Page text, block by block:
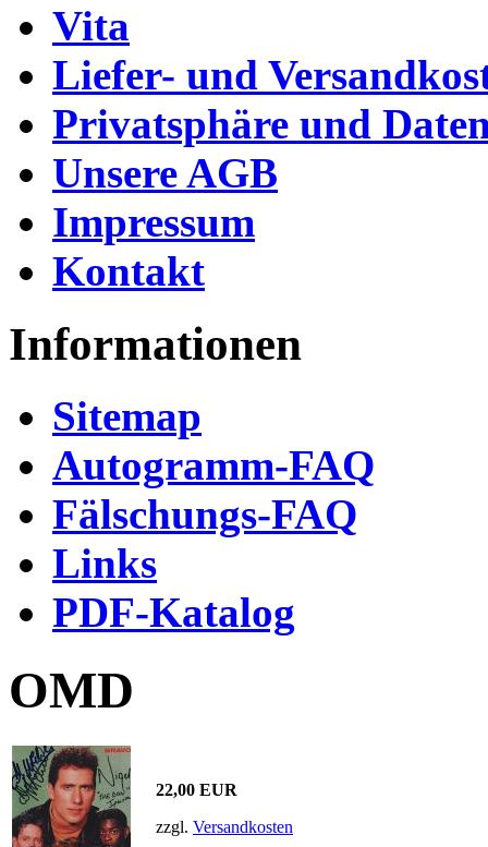
Vita
Liefer- und
Privatsphäre und
Unsere AGB
Impressum
Kontakt
Informationen
Sitemap
Autogramm-FAQ
Fälschungs-FAQ
Links
PDF-Katalog
OMD
22,00 EUR
zzgl. Versandkosten